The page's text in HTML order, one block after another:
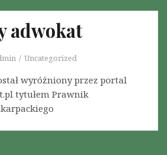
adwokat
Uncategorized
wyróżniony przez portal
tytułem Prawnik